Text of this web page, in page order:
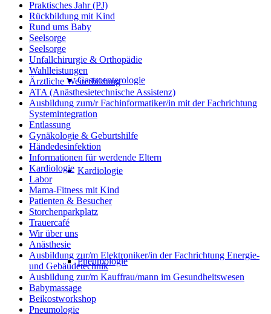
Gastroenterologie
Kardiologie
Pneumologie
Praktisches Jahr (PJ)
Rückbildung mit Kind
Rund ums Baby
Seelsorge
Seelsorge
Unfallchirurgie & Orthopädie
Wahlleistungen
Ärztliche Weiterbildung
ATA (Anästhesietechnische Assistenz)
Ausbildung zum/r Fachinformatiker/in mit der Fachrichtung
Systemintegration
Entlassung
Gynäkologie & Geburtshilfe
Händedesinfektion
Informationen für werdende Eltern
Kardiologie
Labor
Mama-Fitness mit Kind
Patienten & Besucher
Storchenparkplatz
Trauercafé
Wir über uns
Anästhesie
Ausbildung zur/m Elektroniker/in der Fachrichtung Energie-
und Gebäudetechnik
Ausbildung zur/m Kauffrau/mann im Gesundheitswesen
Babymassage
Beikostworkshop
Pneumologie